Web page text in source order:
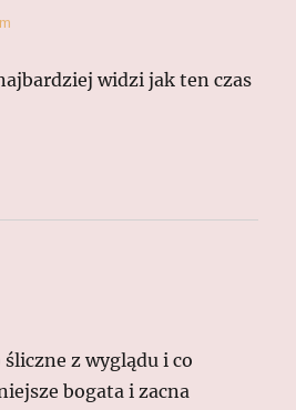
widzi jak ten czas
śliczne z wyglądu i co
bogata i zacna